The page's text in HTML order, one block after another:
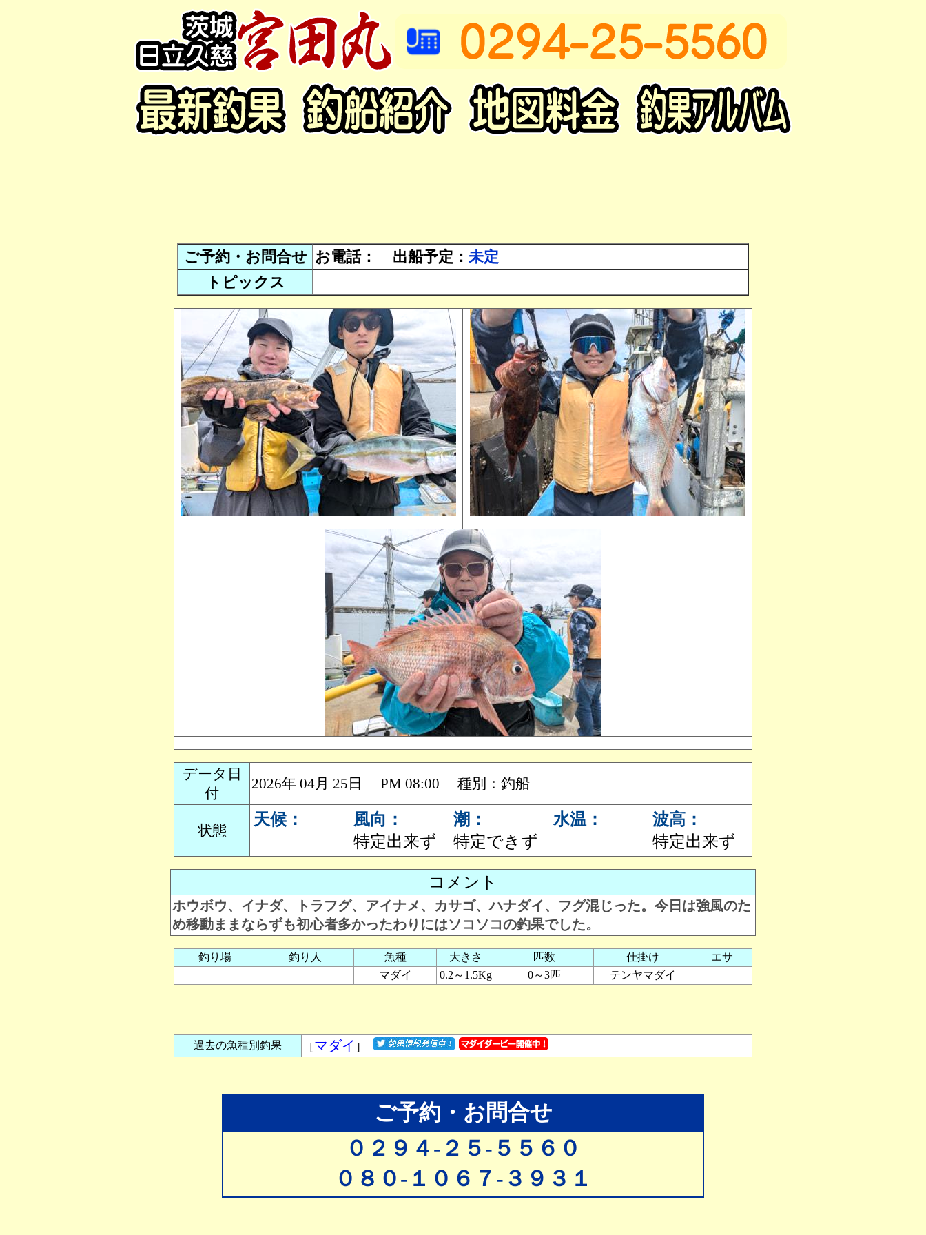
ご予約・お問合せ お電話： 出船予定： 未定
トピックス
データ日
付
2026年 04月 25日 PM 08:00 種別：釣船
状態
天候：
風向：
特定出来ず
潮：
特定できず
水温：
波高：
特定出来ず
コメント
ホウボウ、イナダ、トラフグ、アイナメ、カサゴ、ハナダイ、フグ混じった。今日は強風のた
め移動ままならずも初心者多かったわりにはソコソコの釣果でした。
釣り場 釣り人 魚種 大きさ 匹数 仕掛け
エサ
マダイ
0.2～1.5Kg 0～3匹 テンヤマダイ
過去の魚種別釣果 ［マダイ ］
ご予約・お問合せ
０２９４-２５-５５６０
０８０-１０６７-３９３１